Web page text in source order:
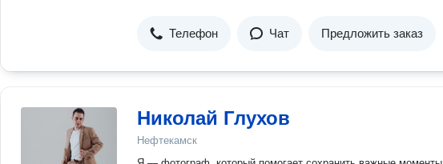
Телефон Чат Предложить заказ
Николай Глухов
Нефтекамск